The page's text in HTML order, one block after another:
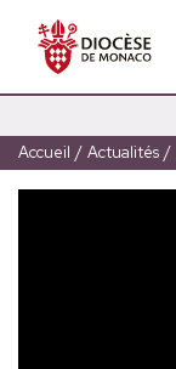
Accueil / Actualités /